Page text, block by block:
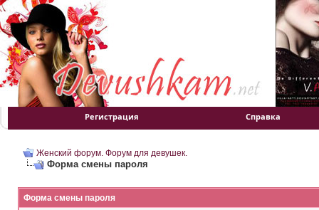
Регистрация Справка
Женский форум. Форум для девушек.
Форма смены пароля
Форма смены пароля